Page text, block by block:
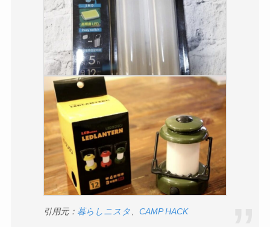
引用元： 暮らしニスタ CAMP HACK